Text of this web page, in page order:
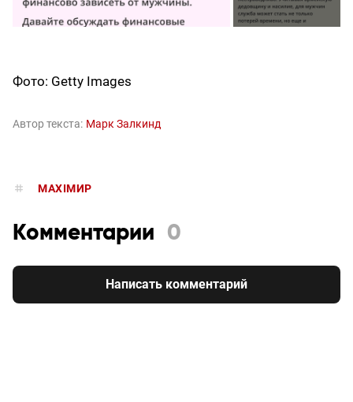
Фото: Getty Images
Автор текста: Марк Залкинд
MAXIMИР
Комментарии 0
Написать комментарий